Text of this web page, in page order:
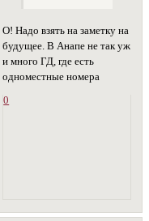
О! Надо взять на заметку на
будущее. В Анапе не так уж
и много ГД, где есть
одноместные номера
0